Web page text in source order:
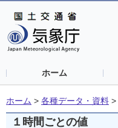
ホーム
ホーム > 各種データ・資料 >
１時間ごとの値